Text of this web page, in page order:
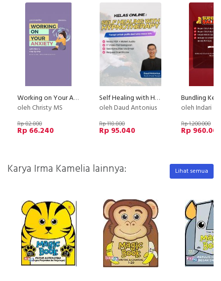
Working on Your Anxiety
oleh Christy MS
Rp 82.800
Rp 66.240
Self Healing with Hypnotherapy
oleh Daud Antonius
Rp 118.800
Rp 95.040
oleh Indari
Rp 1.200.000
Rp
Karya Irma Kamelia lainnya: Lihat semua